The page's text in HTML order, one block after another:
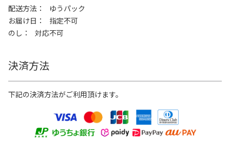
配送方法
ゆうパック
お届け日
指定不可
のし
対応不可
決済方法
下記の決済方法がご利用頂けます。